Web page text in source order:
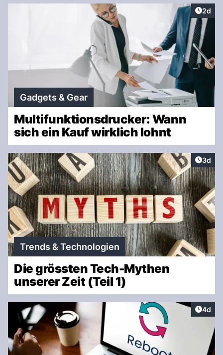
2d
Gadgets & Gear
Multifunktionsdrucker: Wann
sich ein Kauf wirklich lohnt
3d
Trends & Technologien
Die grössten Tech-Mythen
unserer Zeit (Teil 1)
4d